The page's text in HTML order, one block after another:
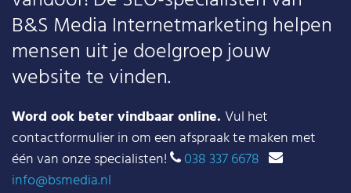
B&S Media Internetmarketing helpen
mensen uit je doelgroep jouw
website te vinden.
Word ook beter vindbaar online. Vul het
contactformulier in om een afspraak te maken met
één van onze specialisten!
038 337 6678
info@bsmedia.nl